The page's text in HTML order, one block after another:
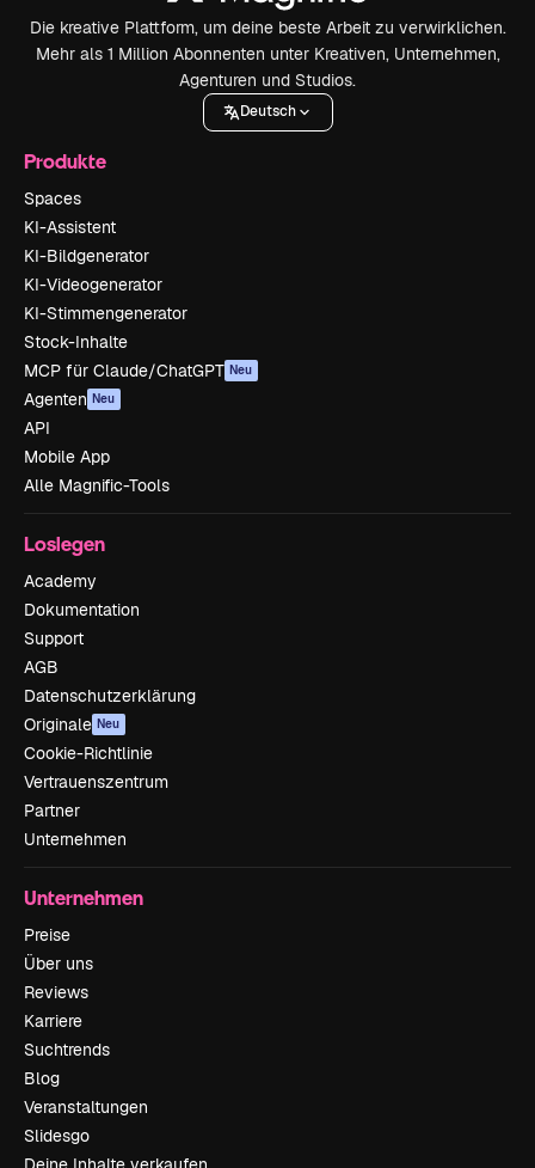
Die kreative Plattform, um deine beste Arbeit zu verwirklichen.
Mehr als 1 Million Abonnenten unter Kreativen, Unternehmen,
Agenturen und Studios.
Deutsch
Produkte
Spaces
KI-Assistent
KI-Bildgenerator
KI-Videogenerator
KI-Stimmengenerator
Stock-Inhalte
MCP für Claude/ChatGPT Neu
Agenten Neu
API
Mobile App
Alle Magnific-Tools
Loslegen
Academy
Dokumentation
Support
AGB
Datenschutzerklärung
Originale Neu
Cookie-Richtlinie
Vertrauenszentrum
Partner
Unternehmen
Unternehmen
Preise
Über uns
Reviews
Karriere
Suchtrends
Blog
Veranstaltungen
Slidesgo